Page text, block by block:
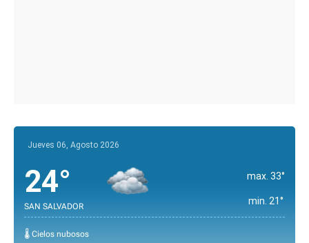
Jueves 06, Agosto 2026
24°
SAN SALVADOR
max. 33°
min. 21°
🌡️ Cielos nubosos